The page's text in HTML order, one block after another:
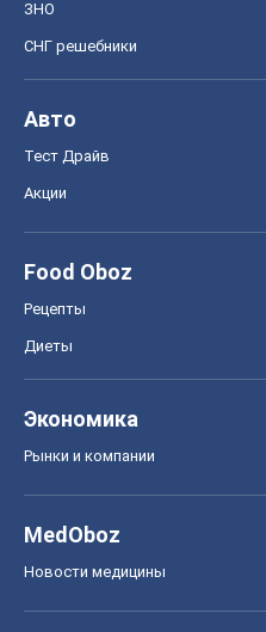
ЗНО
СНГ решебники
Авто
Тест Драйв
Акции
Food Oboz
Рецепты
Диеты
Экономика
Рынки и компании
MedOboz
Новости медицины